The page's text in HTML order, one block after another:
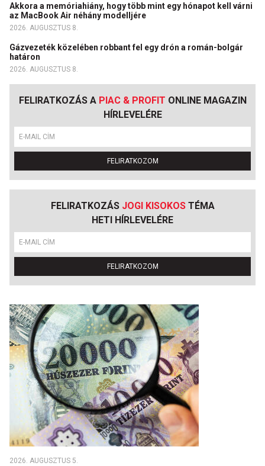
Akkora a memóriahiány, hogy több mint egy hónapot kell várni
az MacBook Air néhány modelljére
2026. AUGUSZTUS 8.
Gázvezeték közelében robbant fel egy drón a román-bolgár
határon
2026. AUGUSZTUS 8.
FELIRATKOZÁS A PIAC & PROFIT ONLINE MAGAZIN
HÍRLEVELÉRE
FELIRATKOZOM
FELIRATKOZÁS JOGI KISOKOSTÉMA
HETI HÍRLEVELÉRE
FELIRATKOZOM
2026. AUGUSZTUS 5.